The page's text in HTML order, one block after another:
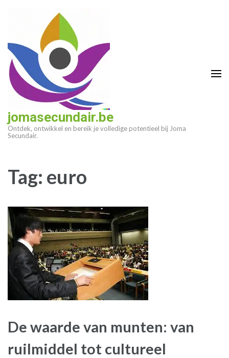
(druk
enter)
jomasecundair.be
Ontdek, ontwikkel en bereik je volledige potentieel bij Joma
Secundair.
Tag: euro
De waarde van munten: van
ruilmiddel tot cultureel